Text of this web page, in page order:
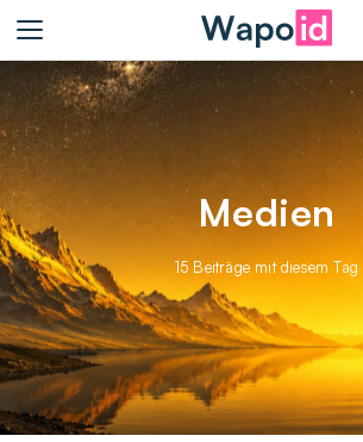
Medien
15 Beiträge mit diesem Tag